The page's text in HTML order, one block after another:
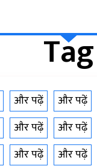
Tag
और पढ़ें और पढ़ें
और पढ़ें और पढ़ें
और पढ़ें और पढ़ें